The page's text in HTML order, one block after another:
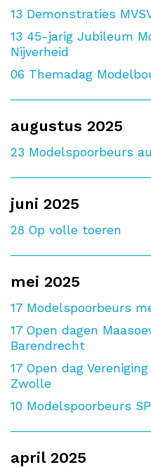
13 Demonstraties
13 45-jarig Jubileum
Nijverheid
06 Themadag
augustus 2025
23 Modelspoorbeurs
juni 2025
28 Op volle toeren
mei 2025
17 Modelspoorbeurs
17 Open dagen
Barendrecht
17 Open dag
Zwolle
10 Modelspoorbeurs
april 2025